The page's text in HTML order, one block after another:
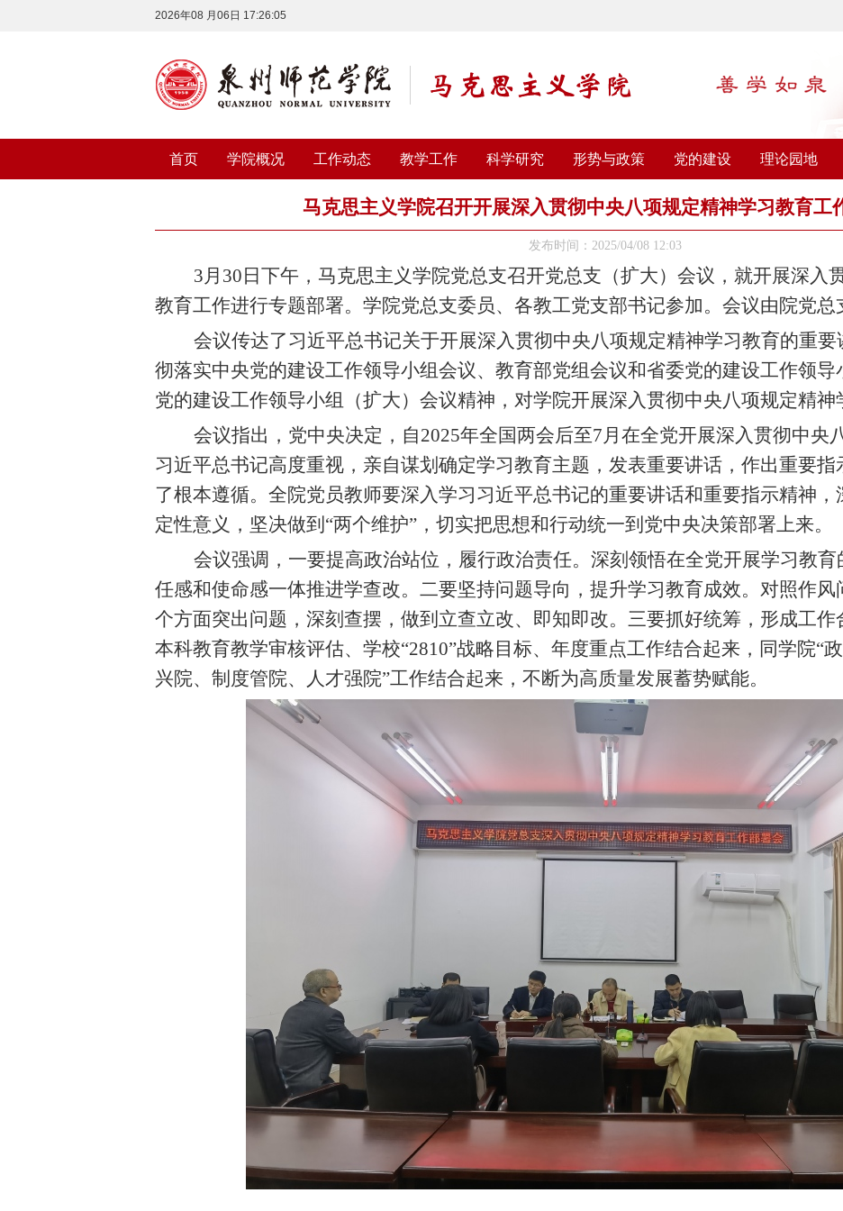
2026年08 月06日 17:26:05
首页 学院概况 工作动态 教学工作 科学研究 形势与政策 党的建设 理论园地
马克思主义学院召开开展深入贯彻中央八项规定精神学习教育工
发布时间：2025/04/08 12:03
3月 30 日下午，马克思主义学院党总支召开党总支（扩大）会议，就开展深入
教育工作进行专题部署。学院党总支委员、各教工党支部书记参加。会议由院党总
会议传达了习近平总书记关于开展深入贯彻中央八项规定精神学习教育的重
彻落实中央党的建设工作领导小组会议、教育部党组会议和省委党的建设工作领
党的建设工作领导小组（扩大）会议精神，对学院开展深入贯彻中央八项规定精神
会议指出，党中央决定，自2025年全国两会后至7月在全党开展深入贯彻中央
习近平总书记高度重视，亲自谋划确定学习教育主题，发表重要讲话，作出重要
了根本遵循。全院党员教师要深入学习习近平总书记的重要讲话和重要指示精神，
定性意义，坚决做到“两个维护”，切实把思想和行动统一到党中央决策部署上来。
会议强调，一要提高政治站位，履行政治责任。深刻领悟在全党开展学习教
任感和使命感一体推进学查改。二要坚持问题导向，提升学习教育成效。对照作
个方面突出问题，深刻查摆，做到立查立改、即知即改。三要抓好统筹，形成工作
本科教育教学审核评估、学校“2810”战略目标、年度重点工作结合起来，同学院“
兴院、制度管院、人才强院”工作结合起来，不断为高质量发展蓄势赋能。